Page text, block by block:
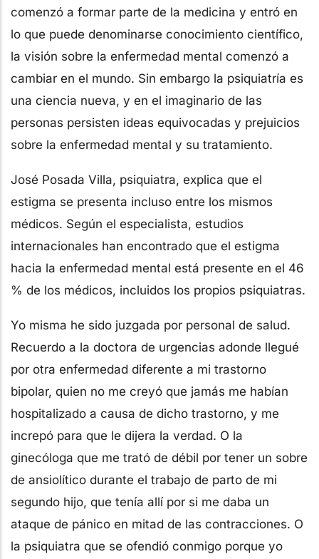
comenzó a formar parte de la medicina y entró en
lo que puede denominarse conocimiento científico,
la visión sobre la enfermedad mental comenzó a
cambiar en el mundo. Sin embargo la psiquiatría es
una ciencia nueva, y en el imaginario de las
personas persisten ideas equivocadas y prejuicios
sobre la enfermedad mental y su tratamiento.
José Posada Villa, psiquiatra, explica que el
estigma se presenta incluso entre los mismos
médicos. Según el especialista, estudios
internacionales han encontrado que el estigma
hacia la enfermedad mental está presente en el 46
% de los médicos, incluidos los propios psiquiatras.
Yo misma he sido juzgada por personal de salud.
Recuerdo a la doctora de urgencias adonde llegué
por otra enfermedad diferente a mi trastorno
bipolar, quien no me creyó que jamás me habían
hospitalizado a causa de dicho trastorno, y me
increpó para que le dijera la verdad. O la
ginecóloga que me trató de débil por tener un sobre
de ansiolítico durante el trabajo de parto de mi
segundo hijo, que tenía allí por si me daba un
ataque de pánico en mitad de las contracciones. O
la psiquiatra que se ofendió conmigo porque yo